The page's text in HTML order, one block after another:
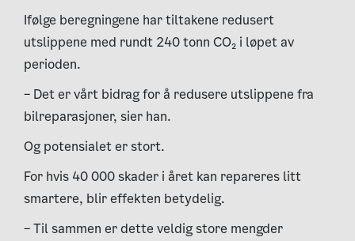
Ifølge beregningene har tiltakene redusert
utslippene med rundt 240 tonn CO₂ i løpet av
perioden.
– Det er vårt bidrag for å redusere utslippene fra
bilreparasjoner, sier han.
Og potensialet er stort.
For hvis 40 000 skader i året kan repareres litt
smartere, blir effekten betydelig.
– Til sammen er dette veldig store mengder